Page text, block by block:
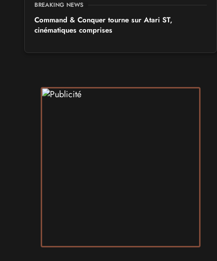
BREAKING NEWS
Command & Conquer tourne sur Atari ST,
cinématiques comprises